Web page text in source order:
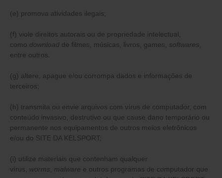
(e) promova atividades ilegais;
(f) viole direitos autorais ou de propriedade intelectual,
como download de filmes, músicas, livros, games, softwares
entre outros.
(g) altere, apague e/ou corrompa dados e informações de
terceiros;
(h) transmita ou envie arquivos com vírus de computador, com
conteúdo invasivo, destrutivo ou que cause dano temporário ou
permanente nos equipamentos de outros meios eletrônicos
e/ou do SITE DA KELSPORT;
(i) utilize materiais que contenham qualquer
vírus, worms malware e outros programas de computador que